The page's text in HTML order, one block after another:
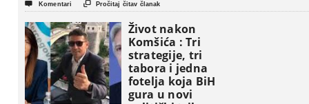
 Komentari  Pročitaj čitav članak
Život nakon
Komšića : Tri
strategije, tri
tabora i jedna
fotelja koja BiH
gura u novi